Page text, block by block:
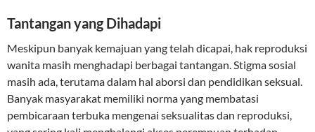
Tantangan yang Dihadapi
Meskipun banyak kemajuan yang telah dicapai, hak reproduksi
wanita masih menghadapi berbagai tantangan. Stigma sosial
masih ada, terutama dalam hal aborsi dan pendidikan seksual.
Banyak masyarakat memiliki norma yang membatasi
pembicaraan terbuka mengenai seksualitas dan reproduksi,